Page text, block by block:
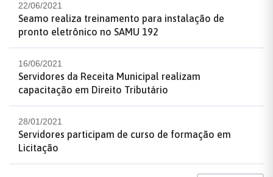
22/06/2021
Seamo realiza treinamento para instalação de
pronto eletrônico no SAMU 192
16/06/2021
Servidores da Receita Municipal realizam
capacitação em Direito Tributário
28/01/2021
Servidores participam de curso de formação em
Licitação